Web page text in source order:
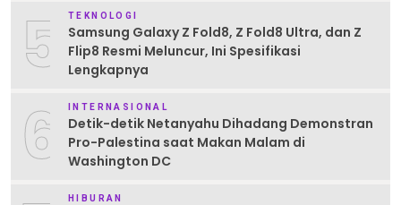
5 TEKNOLOGI
Samsung Galaxy Z Fold8, Z Fold8 Ultra, dan Z
Flip8 Resmi Meluncur, Ini Spesifikasi
Lengkapnya
6 INTERNASIONAL
Detik-detik Netanyahu Dihadang Demonstran
Pro-Palestina saat Makan Malam di
Washington DC
HIBURAN